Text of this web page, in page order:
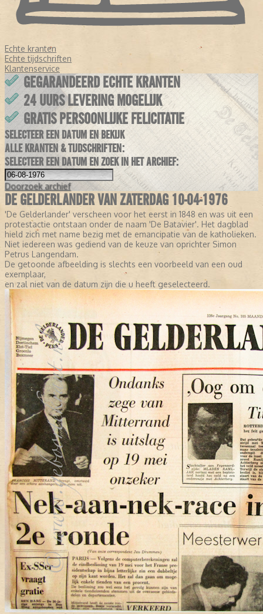
Echte kranten
Echte tijdschriften
Klantenservice
GEGARANDEERD ECHTE KRANTEN
24 UURS LEVERING MOGELIJK
GRATIS PERSOONLIJKE FELICITATIE
SELECTEER EEN DATUM EN BEKIJK
ALLE KRANTEN & TIJDSCHRIFTEN:
SELECTEER EEN DATUM EN ZOEK IN HET ARCHIEF:
Doorzoek archief
DE GELDERLANDER VAN ZATERDAG 10-04-1976
'De Gelderlander' verscheen voor het eerst in 1848 en was uit een
protestactie ontstaan onder de naam 'De Batavier'. Het dagblad
hield zich met name bezig met de emancipatie van de katholieken.
Niet iedereen was gediend van de keuze van oprichter Simon
Petrus Langendam.
De getoonde afbeelding is slechts een voorbeeld van een oud
exemplaar,
en zal niet van de datum zijn die u heeft geselecteerd.